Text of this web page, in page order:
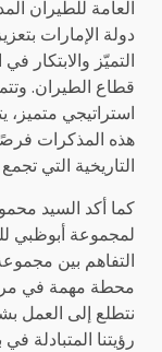
العامة للطيران
دولة الإمارات
التميّز والابتكار
قطاع الطيران.
استراتيجي متميز،
هذه المذكرات
التاريخية التي تجمع
كما أكد السيد
التفاهم بين
محطة مهمة في
نتطلع إلى العمل
رؤيتنا المتبادلة